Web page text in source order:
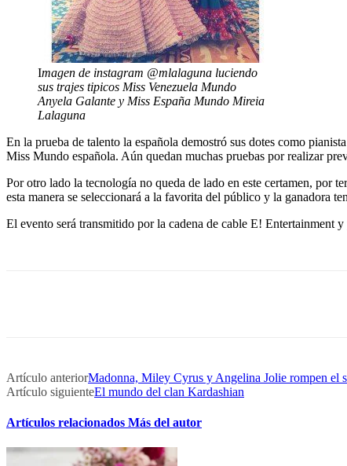
Imagen de instagram @mlalaguna luciendo
sus trajes tipicos Miss Venezuela Mundo
Anyela Galante y Miss España Mundo Mireia
Lalaguna
En la prueba de talento la española demostró sus dotes como
Miss Mundo española. Aún quedan muchas pruebas por realizar
Por otro lado la tecnología no queda de lado en este certamen,
esta manera se seleccionará a la favorita del público y la ganadora
El evento será transmitido por la cadena de cable E! Entertainment
Artículo anteriorMadonna, Miley Cyrus y Angelina Jolie rompen el
Artículo siguienteEl mundo del clan Kardashian
Artículos relacionados Más del autor